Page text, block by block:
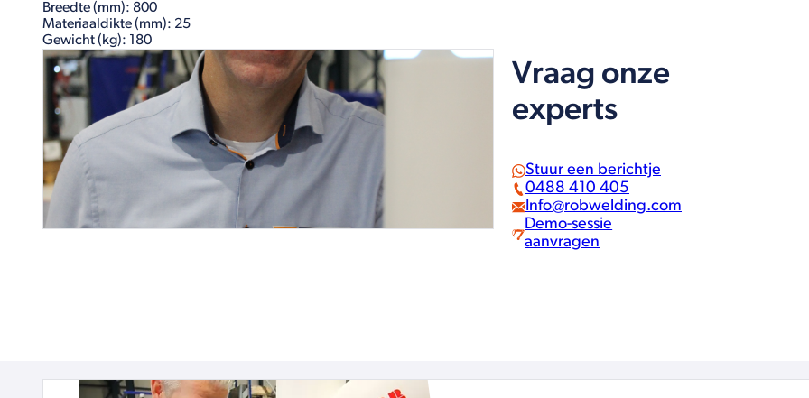
Breedte (mm): 800
Materiaaldikte (mm): 25
Gewicht (kg): 180
Vraag onze
experts
Stuur een berichtje
0488 410 405
Info@robwelding.com
Demo-sessie
aanvragen